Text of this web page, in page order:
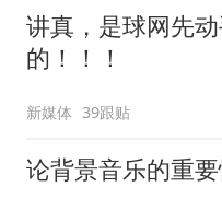
讲真，是球网先
的！！！
新媒体 39跟贴
论背景音乐的重要